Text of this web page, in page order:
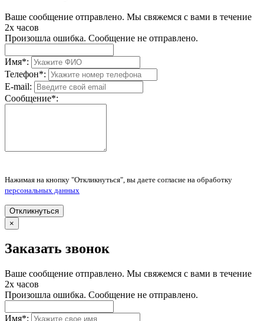
Ваше сообщение отправлено. Мы свяжемся с вами в течение
2х часов
Произошла ошибка. Сообщение не отправлено.
Имя*:
Телефон*:
E-mail:
Сообщение*:
Нажимая на кнопку "Откликнуться", вы даете согласие на обработку
персональных данных
Откликнуться
×
Заказать звонок
Ваше сообщение отправлено. Мы свяжемся с вами в течение
2х часов
Произошла ошибка. Сообщение не отправлено.
Имя*: